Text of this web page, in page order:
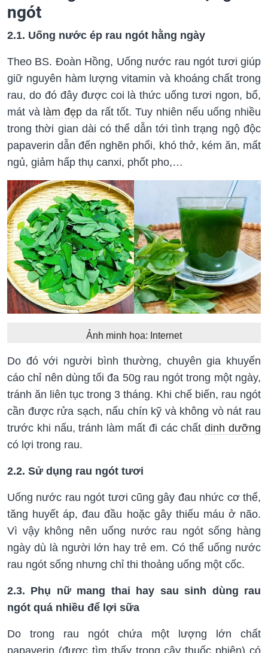
ngót
2.1. Uống nước ép rau ngót hằng ngày
Theo BS. Đoàn Hồng, Uống nước rau ngót tươi giúp
giữ nguyên hàm lượng vitamin và khoáng chất trong
rau, do đó đây được coi là thức uống tươi ngon, bổ,
mát và làm đẹp da rất tốt. Tuy nhiên nếu uống nhiều
trong thời gian dài có thể dẫn tới tình trạng ngộ độc
papaverin dẫn đến nghẽn phổi, khó thở, kém ăn, mất
ngủ, giảm hấp thụ canxi, phốt pho,…
Ảnh minh họa: Internet
Do đó với người bình thường, chuyên gia khuyến
cáo chỉ nên dùng tối đa 50g rau ngót trong một ngày,
tránh ăn liên tục trong 3 tháng. Khi chế biến, rau ngót
cần được rửa sạch, nấu chín kỹ và không vò nát rau
trước khi nấu, tránh làm mất đi các chấtdinh dưỡng
có lợi trong rau.
2.2. Sử dụng rau ngót tươi
Uống nước rau ngót tươi cũng gây đau nhức cơ thể,
tăng huyết áp, đau đầu hoặc gây thiếu máu ở não.
Vì vậy không nên uống nước rau ngót sống hàng
ngày dù là người lớn hay trẻ em. Có thể uống nước
rau ngót sống nhưng chỉ thi thoảng uống một cốc.
2.3. Phụ nữ mang thai hay sau sinh dùng rau
ngót quá nhiều để lợi sữa
Do trong rau ngót chứa một lượng lớn chất
papaverin (được tìm thấy trong cây thuốc phiện) có